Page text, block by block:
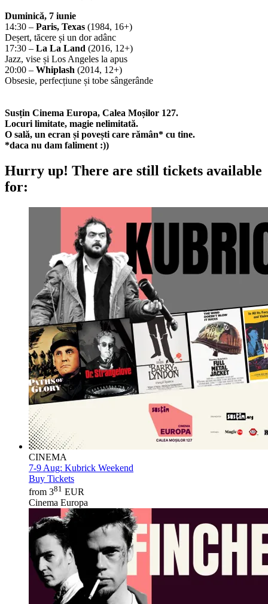
Duminică, 7 iunie
14:30 – Paris, Texas (1984, 16+)
Deșert, tăcere și un dor adânc
17:30 – La La Land (2016, 12+)
Jazz, vise și Los Angeles la apus
20:00 – Whiplash (2014, 12+)
Obsesie, perfecțiune și tobe sângerânde
Susțin Cinema Europa, Calea Moșilor 127.
Locuri limitate, magie nelimitată.
O sală, un ecran și povești care rămân* cu tine.
*daca nu dam faliment :))
Hurry up! There are still tickets available
for:
CINEMA
7-9 Aug: Kubrick Weekend
Buy Tickets
from 381 EUR
Cinema Europa